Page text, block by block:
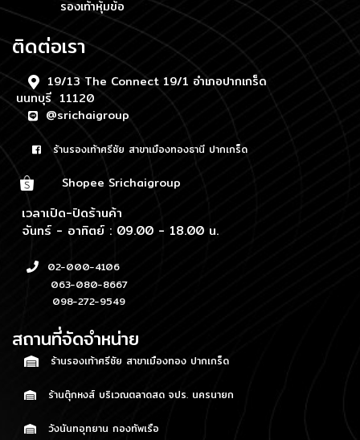
รองเท้าหุ้มข้อ
ติดต่อเรา
19/13 The Connect 19/1 อำเภอปากเกร็ด
นนทบุรี 11120
@srichaigroup
ร้านรองเท้าศรีชัย สาขาเมืองทองธานี ปากเกร็ด
Shopee Srichaigroup
เวลาเปิด-ปิดร้านค้า
จันทร์ - อาทิตย์ : 09.00 - 18.00 น.
02-000-4106
063-080-8667
098-272-9549
สถานที่จัดจำหน่าย
ร้านรองเท้าศรีชัย สาขาเมืองทอง ปากเกร็ด
ร้านตุ๊กหงส์ บริเวณตลาดสด จปร. นครนายก
วังนันทอุทยาน กองทัพเรือ